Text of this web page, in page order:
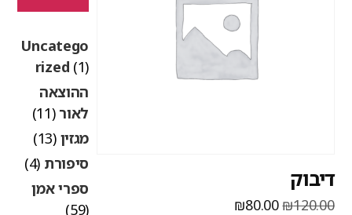
₪המחיר₪80.00 המחיר
Uncatego
rized
ההוצאה
לאור(11)
מגזין(13)
סיפורת(4)
ספרי אמן